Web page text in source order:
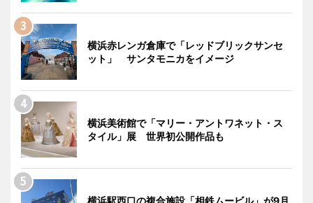
横浜赤レンガ倉庫で「レッドブリックサンセ
ット」 サンタモニカをイメージ
横浜美術館で「マリー・アントワネット・ス
タイル」展 世界初公開作品も
横浜駅西口の複合施設「相鉄ムービル」が9月